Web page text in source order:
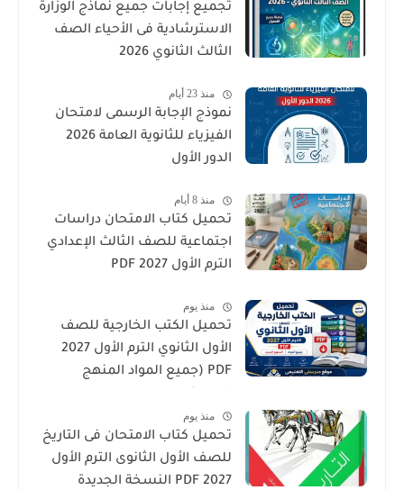
تجميع إجابات جميع نماذج الوزارة
الاسترشادية فى الأحياء الصف
الثالث الثانوي 2026
منذ 23 أيام
نموذج الإجابة الرسمى لامتحان
الفيزياء للثانوية العامة 2026
الدور الأول
منذ 8 أيام
تحميل كتاب الامتحان دراسات
اجتماعية للصف الثالث الإعدادي
الترم الأول 2027 PDF
منذ يوم
تحميل الكتب الخارجية للصف
الأول الثانوي الترم الأول 2027
PDF (جميع المواد المنهج
منذ يوم
تحميل كتاب الامتحان فى التاريخ
للصف الأول الثانوى الترم الأول
2027 PDF النسخة الجديدة